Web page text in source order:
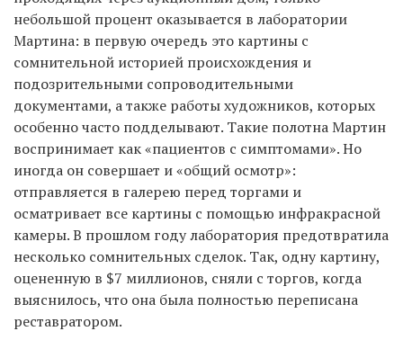
небольшой процент оказывается в лаборатории
Мартина: в первую очередь это картины с
сомнительной историей происхождения и
подозрительными сопроводительными
документами, а также работы художников, которых
особенно часто подделывают. Такие полотна Мартин
воспринимает как «пациентов с симптомами». Но
иногда он совершает и «общий осмотр»:
отправляется в галерею перед торгами и
осматривает все картины с помощью инфракрасной
камеры. В прошлом году лаборатория предотвратила
несколько сомнительных сделок. Так, одну картину,
оцененную в $7 миллионов, сняли с торгов, когда
выяснилось, что она была полностью переписана
реставратором.